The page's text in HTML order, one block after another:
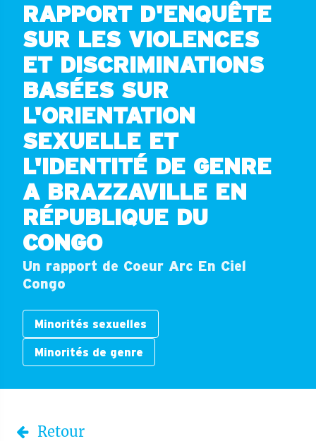
RAPPORT D'ENQUÊTE
SUR LES VIOLENCES
ET DISCRIMINATIONS
BASÉES SUR
L'ORIENTATION
SEXUELLE ET
L'IDENTITÉ DE GENRE
A BRAZZAVILLE EN
RÉPUBLIQUE DU
CONGO
Un rapport de Coeur Arc En Ciel
Congo
Minorités sexuelles
Minorités de genre
Retour